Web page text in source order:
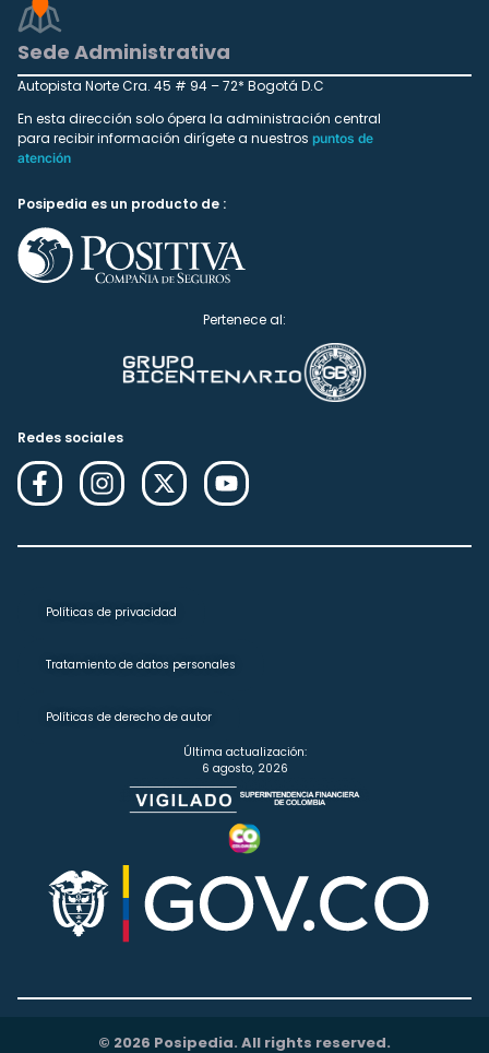
Sede Administrativa
Autopista Norte Cra. 45 # 94 – 72* Bogotá D.C
En esta dirección solo ópera la administración central
para recibir información dirígete a nuestros puntos de
atención
Posipedia es un producto de :
Pertenece al:
Redes sociales
Políticas de privacidad
Tratamiento de datos personales
Políticas de derecho de autor
Última actualización:
6 agosto, 2026
© 2026 Posipedia. All rights reserved.